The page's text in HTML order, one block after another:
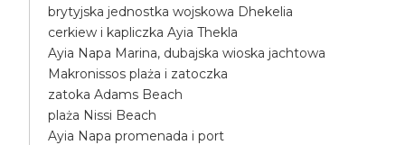
brytyjska jednostka wojskowa Dhekelia
cerkiew i kapliczka Ayia Thekla
Ayia Napa Marina, dubajska wioska jachtowa
Makronissos plaża i zatoczka
zatoka Adams Beach
plaża Nissi Beach
Ayia Napa promenada i port